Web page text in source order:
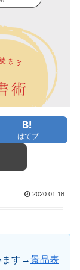
はてブ
2020.01.18
ます→景品表